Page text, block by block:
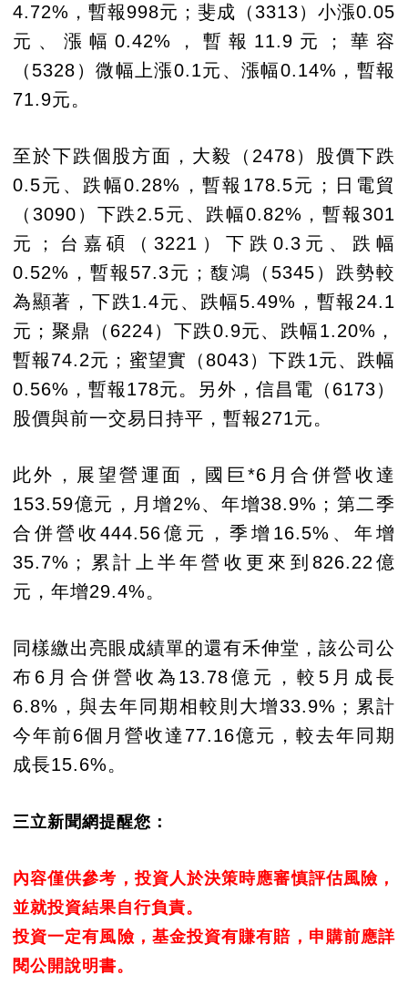
4.72%，暫報998元；斐成（3313）小漲0.05
元、漲幅0.42%，暫報11.9元；華容
（5328）微幅上漲0.1元、漲幅0.14%，暫報
71.9元。
至於下跌個股方面，大毅（2478）股價下跌
0.5元、跌幅0.28%，暫報178.5元；日電貿
（3090）下跌2.5元、跌幅0.82%，暫報301
元；台嘉碩（3221）下跌0.3元、跌幅
0.52%，暫報57.3元；馥鴻（5345）跌勢較
為顯著，下跌1.4元、跌幅5.49%，暫報24.1
元；聚鼎（6224）下跌0.9元、跌幅1.20%，
暫報74.2元；蜜望實（8043）下跌1元、跌幅
0.56%，暫報178元。另外，信昌電（6173）
股價與前一交易日持平，暫報271元。
此外，展望營運面，國巨*6月合併營收達
153.59億元，月增2%、年增38.9%；第二季
合併營收444.56億元，季增16.5%、年增
35.7%；累計上半年營收更來到826.22億
元，年增29.4%。
同樣繳出亮眼成績單的還有禾伸堂，該公司公
布6月合併營收為13.78億元，較5月成長
6.8%，與去年同期相較則大增33.9%；累計
今年前6個月營收達77.16億元，較去年同期
成長15.6%。
三立新聞網提醒您：
內容僅供參考，投資人於決策時應審慎評估風險，
並就投資結果自行負責。
投資一定有風險，基金投資有賺有賠，申購前應詳
閱公開說明書。